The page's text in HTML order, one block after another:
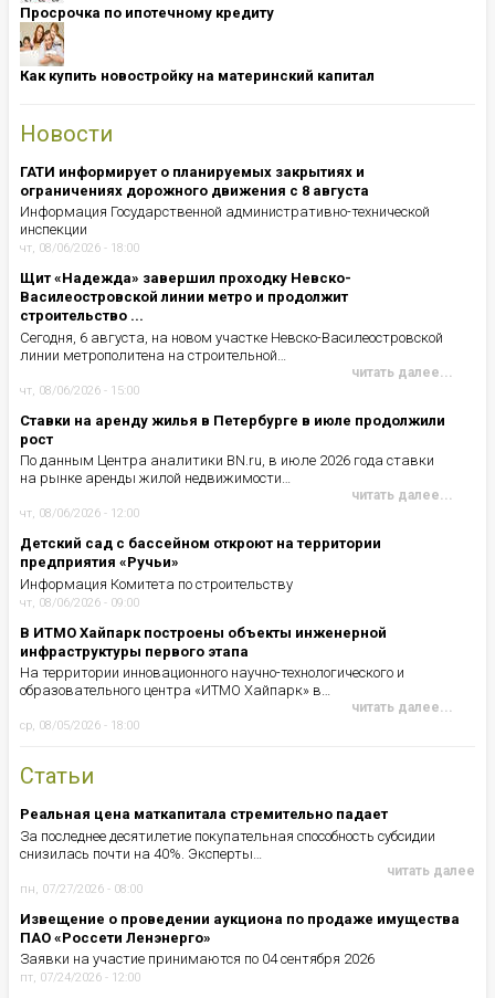
Просрочка по ипотечному кредиту
Как купить новостройку на материнский капитал
Новости
ГАТИ информирует о планируемых закрытиях и
ограничениях дорожного движения с 8 августа
Информация Государственной административно-технической
инспекции
чт, 08/06/2026 - 18:00
Щит «Надежда» завершил проходку Невско-
Василеостровской линии метро и продолжит
строительство ...
Сегодня, 6 августа, на новом участке Невско-Василеостровской
линии метрополитена на строительной…
читать далее...
чт, 08/06/2026 - 15:00
Ставки на аренду жилья в Петербурге в июле продолжили
рост
По данным Центра аналитики BN.ru, в июле 2026 года ставки
на рынке аренды жилой недвижимости…
читать далее...
чт, 08/06/2026 - 12:00
Детский сад с бассейном откроют на территории
предприятия «Ручьи»
Информация Комитета по строительству
чт, 08/06/2026 - 09:00
В ИТМО Хайпарк построены объекты инженерной
инфраструктуры первого этапа
На территории инновационного научно-технологического и
образовательного центра «ИТМО Хайпарк» в…
читать далее...
ср, 08/05/2026 - 18:00
Статьи
Реальная цена маткапитала стремительно падает
За последнее десятилетие покупательная способность субсидии
снизилась почти на 40%. Эксперты…
читать далее
пн, 07/27/2026 - 08:00
Извещение о проведении аукциона по продаже имущества
ПАО «Россети Ленэнерго»
Заявки на участие принимаются по 04 сентября 2026
пт, 07/24/2026 - 12:00